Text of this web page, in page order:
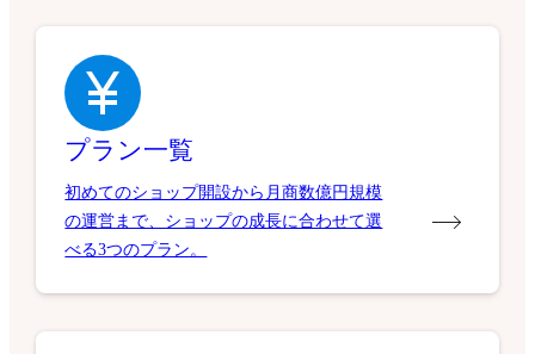
プラン一覧
初めてのショップ開設から月商数億円規模
の運営まで、ショップの成長に合わせて選
べる3つのプラン。